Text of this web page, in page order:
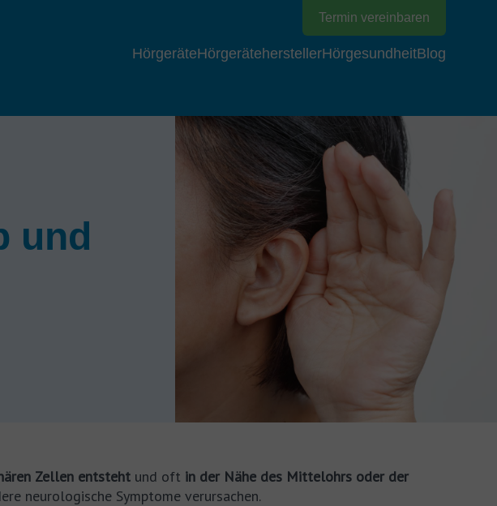
Termin vereinbaren
HörgeräteHörgeräteherstellerHörgesundheitBlog
und
Zellen entsteht und oft in der Nähe des Mittelohrs oder der
neurologische Symptome verursachen.